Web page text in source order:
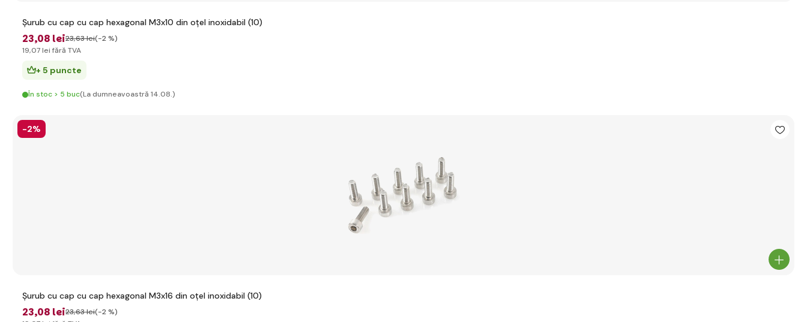
Șurub cu cap cu cap hexagonal M3x10 din oțel inoxidabil (10)
23,08 lei23,63 lei(-2 %)
19,07 lei fără TVA
+ 5 puncte
În stoc > 5 buc(La dumneavoastră 14.08.)
-2%
Șurub cu cap cu cap hexagonal M3x16 din oțel inoxidabil (10)
23,08 lei23,63 lei(-2 %)